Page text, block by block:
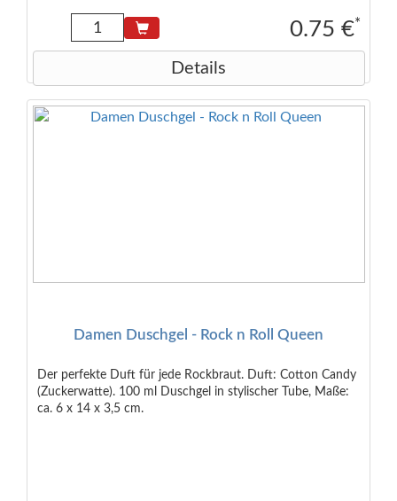
0.75 €*
Details
Damen Duschgel - Rock n Roll Queen
Der perfekte Duft für jede Rockbraut. Duft: Cotton Candy
(Zuckerwatte). 100 ml Duschgel in stylischer Tube, Maße:
ca. 6 x 14 x 3,5 cm.